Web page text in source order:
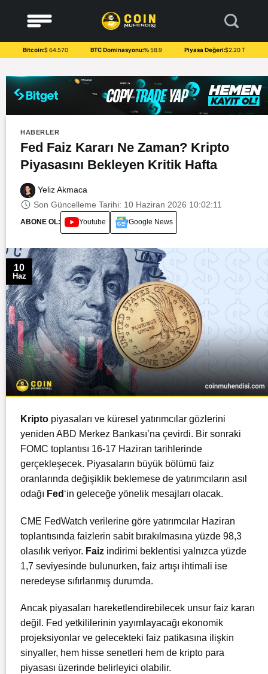
content
Bitcoin:$ 64.570 BTC Dominasyonu:% 58.9 Piyasa Değeri:$2.20 T
HABERLER
Fed Faiz Kararı Ne Zaman? Kripto
Piyasasını Bekleyen Kritik Hafta
Yeliz Akmaca
Son Güncelleme Tarihi: 10 Haziran 2026 10:02:11
ABONE OL: Youtube Google News
10
Haz
Kripto piyasaları ve küresel yatırımcılar gözlerini
yeniden ABD Merkez Bankası’na çevirdi. Bir sonraki
FOMC toplantısı 16-17 Haziran tarihlerinde
gerçekleşecek. Piyasaların büyük bölümü faiz
oranlarında değişiklik beklemese de yatırımcıların asıl
odağı Fed ‘in geleceğe yönelik mesajları olacak.
CME FedWatch verilerine göre yatırımcılar Haziran
toplantısında faizlerin sabit bırakılmasına yüzde 98,3
olasılık veriyor. Faiz indirimi beklentisi yalnızca yüzde
1,7 seviyesinde bulunurken, faiz artışı ihtimali ise
neredeyse sıfırlanmış durumda.
Ancak piyasaları hareketlendirebilecek unsur faiz kararı
değil. Fed yetkililerinin yayımlayacağı ekonomik
projeksiyonlar ve gelecekteki faiz patikasına ilişkin
sinyaller, hem hisse senetleri hem de kripto para
piyasası üzerinde belirleyici olabilir.